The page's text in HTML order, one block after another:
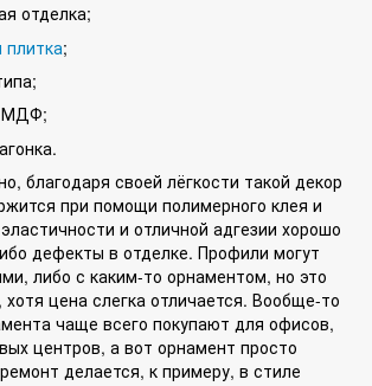
отделка;
плитка;
МДФ;
благодаря своей лёгкости такой декор
при помощи полимерного клея и
и отличной адгезии хорошо
дефекты в отделке. Профили могут
либо с каким-то орнаментом, но это
цена слегка отличается. Вообще-то
чаще всего покупают для офисов,
центров, а вот орнамент просто
делается, к примеру, в стиле